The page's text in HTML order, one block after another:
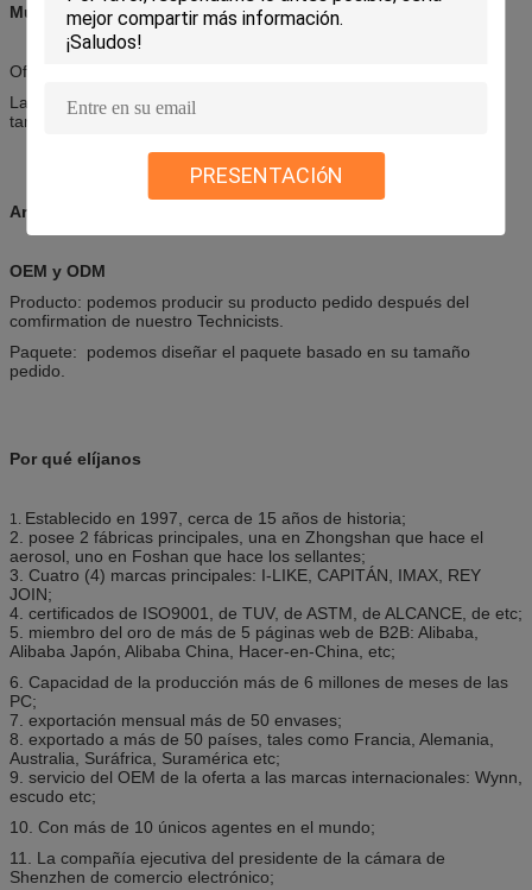
PRESENTACIóN
Muestra
Ofrecemos muestras libres dentro de 2 pedazos.
Las muestras deben ser enviadas después de que recibamos su
tarifa del mensajero.
Arreglo para requisitos particulares
OEM y ODM
Producto: podemos producir su producto pedido después del
comfirmation de nuestro Technicists.
Paquete: podemos diseñar el paquete basado en su tamaño
pedido.
Por qué elíjanos
1. Establecido en 1997, cerca de 15 años de historia;
2. posee 2 fábricas principales, una en Zhongshan que hace el
aerosol, uno en Foshan que hace los sellantes;
3. Cuatro (4) marcas principales: I-LIKE, CAPITÁN, IMAX, REY
JOIN;
4. certificados de ISO9001, de TUV, de ASTM, de ALCANCE, de etc;
5. miembro del oro de más de 5 páginas web de B2B: Alibaba,
Alibaba Japón, Alibaba China, Hacer-en-China, etc;
6. Capacidad de la producción más de 6 millones de meses de las
PC;
7. exportación mensual más de 50 envases;
8. exportado a más de 50 países, tales como Francia, Alemania,
Australia, Suráfrica, Suramérica etc;
9. servicio del OEM de la oferta a las marcas internacionales: Wynn,
escudo etc;
10. Con más de 10 únicos agentes en el mundo;
11. La compañía ejecutiva del presidente de la cámara de
Shenzhen de comercio electrónico;